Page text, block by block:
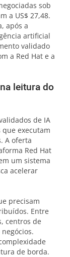
sob
a US$ 27,48.
após a
artificial
validado
a Red Hat e a
leitura do
de IA
executam
A oferta
Red Hat
um sistema
acelerar
precisam
Entre
centros de
de borda.